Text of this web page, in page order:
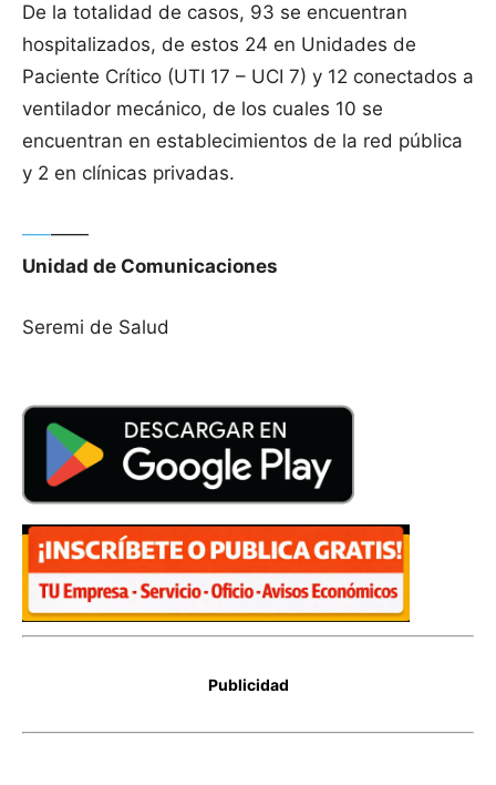
De la totalidad de casos, 93 se encuentran
hospitalizados, de estos 24 en Unidades de
Paciente Crítico (UTI 17 – UCI 7) y 12 conectados a
ventilador mecánico, de los cuales 10 se
encuentran en establecimientos de la red pública
y 2 en clínicas privadas.
—–——
Unidad de Comunicaciones
Seremi de Salud
Publicidad